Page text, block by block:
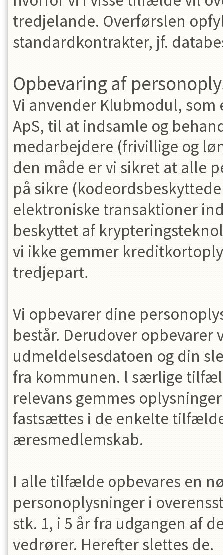
tredjelande. Overførslen
standardkontrakter, jf.
Opbevaring af
Vi anvender Klubmodul,
ApS, til at indsamle og
medarbejdere (frivillige og
den måde er vi sikret at alle
på sikre
elektroniske transaktioner
beskyttet af
vi ikke gemmer
tredjepart.
Vi opbevarer dine
består. Derudover
udmeldelsesdatoen og din
fra kommunen. l særlige
relevans gemmes
fastsættes i de enkelte
æresmedlemskab.
I alle tilfælde opbevares en
personoplysninger i
stk. 1, i 5 år fra udgangen af
vedrører. Herefter slettes de.